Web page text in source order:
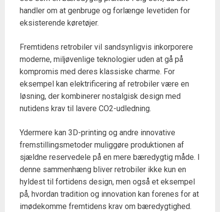
handler om at genbruge og forlænge levetiden for
eksisterende køretøjer.
Fremtidens retrobiler vil sandsynligvis inkorporere
moderne, miljøvenlige teknologier uden at gå på
kompromis med deres klassiske charme. For
eksempel kan elektrificering af retrobiler være en
løsning, der kombinerer nostalgisk design med
nutidens krav til lavere CO2-udledning.
Ydermere kan 3D-printing og andre innovative
fremstillingsmetoder muliggøre produktionen af
sjældne reservedele på en mere bæredygtig måde. I
denne sammenhæng bliver retrobiler ikke kun en
hyldest til fortidens design, men også et eksempel
på, hvordan tradition og innovation kan forenes for at
imødekomme fremtidens krav om bæredygtighed.